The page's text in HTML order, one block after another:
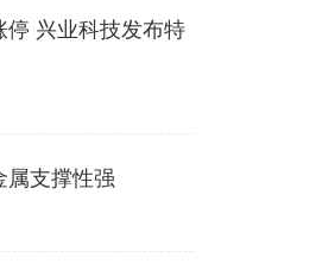
停 兴业科技发布特
属支撑性强